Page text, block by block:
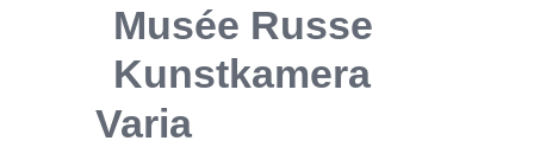
Musée Russe
Kunstkamera
Varia